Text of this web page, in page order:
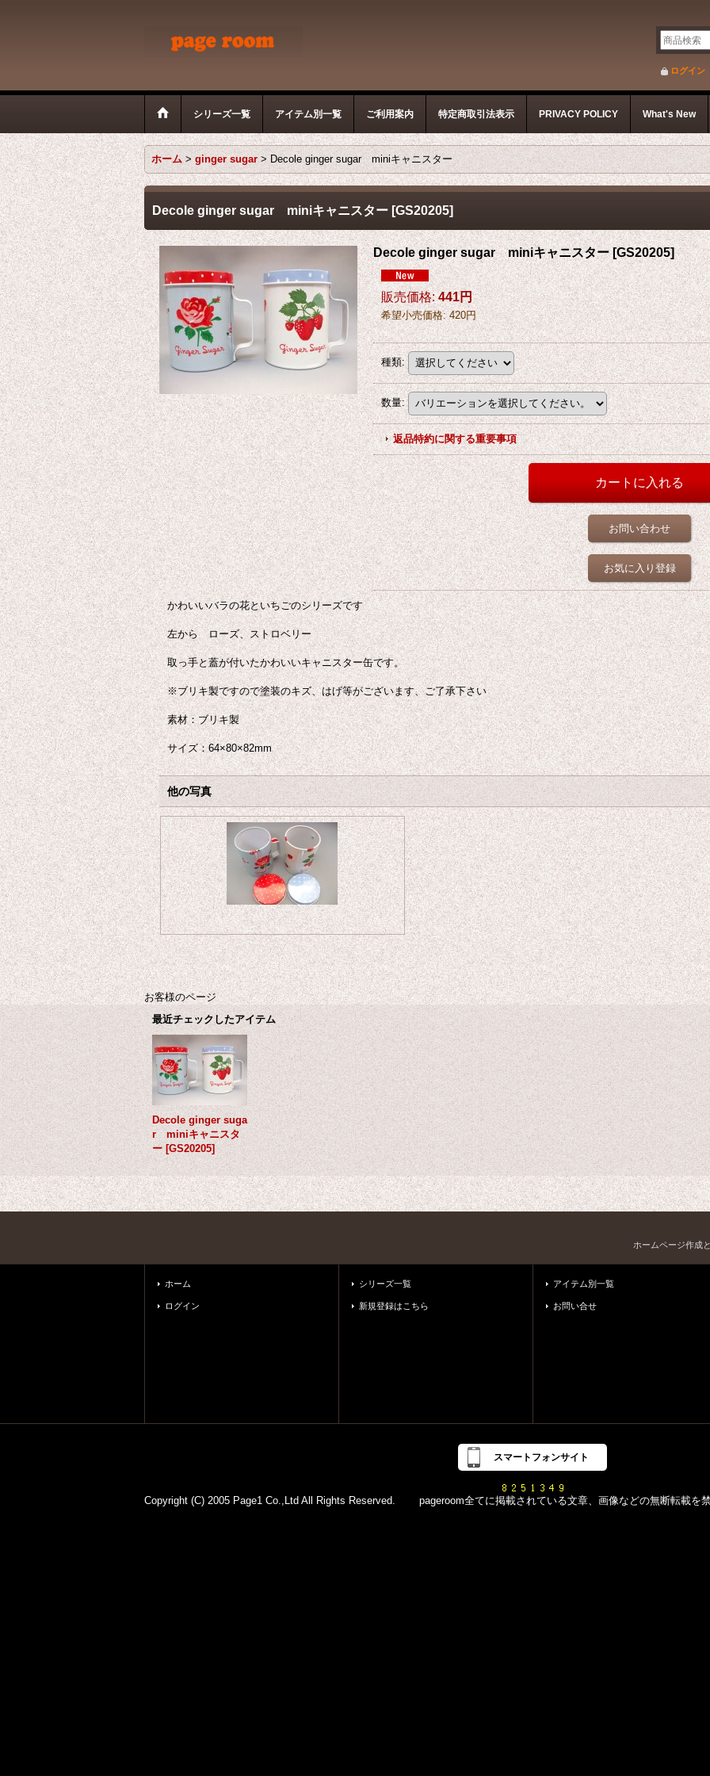
ログイン
シリーズ一覧 アイテム別一覧 ご利用案内 特定商取引法表示 PRIVACY POLICY What's New
ホーム > ginger sugar > Decole ginger sugar miniキャニスター
Decole ginger sugar miniキャニスター [GS20205]
Decole ginger sugar miniキャニスター [GS20205]
販売価格: 441円
希望小売価格: 420円
種類:
数量:
返品特約に関する重要事項
お問い合わせ
お気に入り登録
かわいいバラの花といちごのシリーズです
左から ローズ、ストロベリー
取っ手と蓋が付いたかわいいキャニスター缶です。
※ブリキ製ですので塗装のキズ、はげ等がございます、ご了承下さい
素材：ブリキ製
サイズ：64×80×82mm
他の写真
お客様のページ
最近チェックしたアイテム
Decole ginger suga
r miniキャニスタ
ー [GS20205]
ホームページ作成
ホーム
ログイン
シリーズ一覧
新規登録はこちら
アイテム別一覧
お問い合せ
スマートフォンサイト
Copyright (C) 2005 Page1 Co.,Ltd All Rights Reserved. pageroom全てに掲載されている文章、画像などの無断転載を